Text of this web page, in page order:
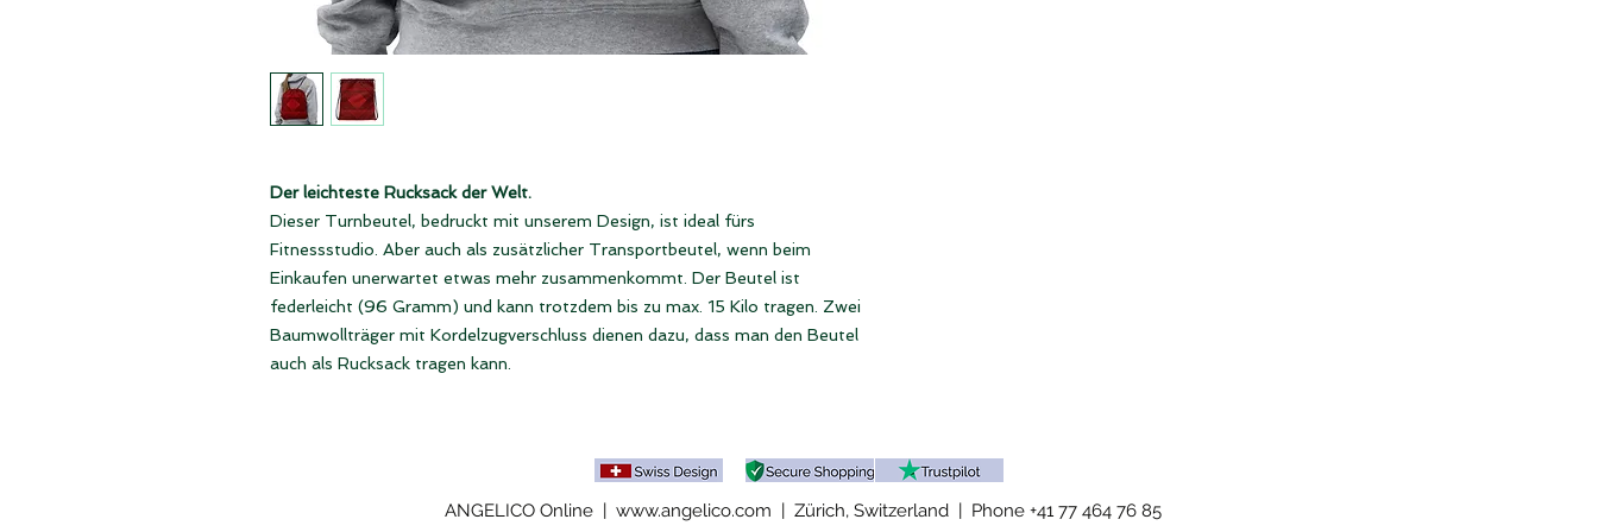
Der leichteste Rucksack der Welt.
Dieser Turnbeutel, bedruckt mit unserem Design, ist ideal fürs
Fitnessstudio. Aber auch als zusätzlicher Transportbeutel, wenn beim
Einkaufen unerwartet etwas mehr zusammenkommt. Der Beutel ist
federleicht (96 Gramm) und kann trotzdem bis zu max. 15 Kilo tragen. Zwei
Baumwollträger mit Kordelzugverschluss dienen dazu, dass man den Beutel
auch als Rucksack tragen kann.
ANGELICO Online | www.angelico.com | Zürich, Switzerland | Phone +41 77 464 76 85